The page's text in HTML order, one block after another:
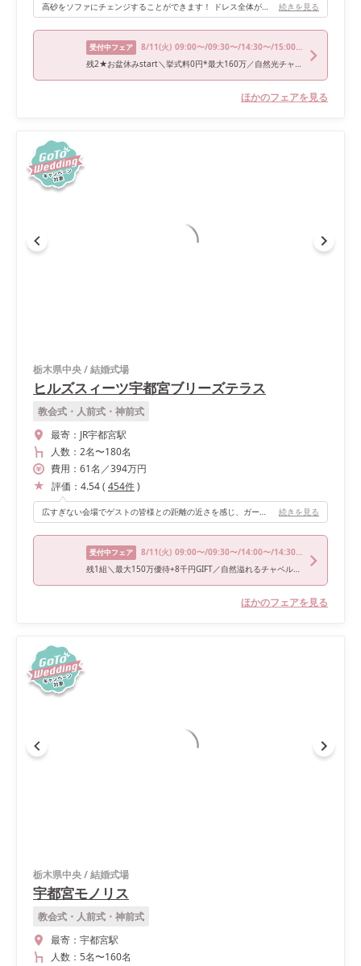
高砂をソファにチェンジすることができます！ ドレス全体が写真に残ったり、友人たちとの距離も近くなります！ 高砂の後ろのカーテンを開けるとガーデンが広がっていて、昼間の宴ではシャボン玉、夜の宴ではライトアップが凄く綺麗です！ 続きを見る
受付中フェア 8/11(火) 09:00〜/09:30〜/14:30〜/15:00〜/18:00〜
残2★お盆休みstart＼挙式料0円*最大160万／自然光チャペル×豪華和牛試食
ほかのフェアを見る
栃木県中央/結婚式場
ヒルズスィーツ宇都宮ブリーズテラス
教会式・人前式・神前式
最寄： JR宇都宮駅
人数： 2名〜180名
費用： 61名 ／394万円
評価： 4.54( 454件)
広すぎない会場でゲストの皆様との距離の近さを感じ、ガーデンに出て開放的な空間での時間も楽しめるところが素敵です！ 続きを見る
受付中フェア 8/11(火) 09:00〜/09:30〜/14:00〜/14:30〜/18:00〜
残1組＼最大150万優待+8千円GIFT／自然溢れるチャペル×貸切邸宅×絶品和牛試食
ほかのフェアを見る
栃木県中央/結婚式場
宇都宮モノリス
教会式・人前式・神前式
最寄： 宇都宮駅
人数： 5名〜160名